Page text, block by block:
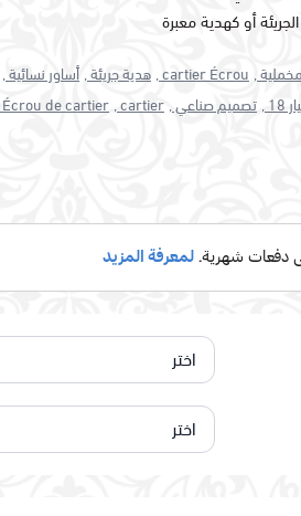
أو كهدية معبرة
,
cartier Écrou , هدية جريئة , أساور نسائية ,
, تصميم صناعي , cartier ,
Écrou de cartier ,